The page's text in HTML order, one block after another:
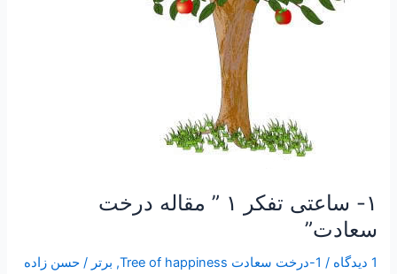
۱- ساعتی تفکر ۱ ” مقاله درخت
سعادت”
1 دیدگاه / 1-درخت سعادت Tree of happiness , برتر /حسن زاده